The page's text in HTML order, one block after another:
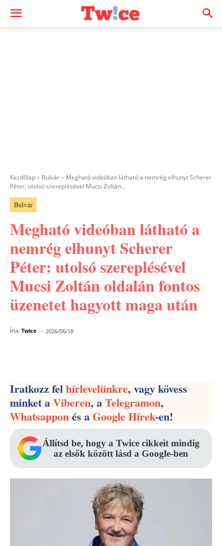
Kezdőlap Bulvár
Megható videóban látható a nemrég elhunyt Scherer
Péter: utolsó szereplésével Mucsi Zoltán...
Bulvár
Megható videóban látható a
nemrég elhunyt Scherer
Péter: utolsó szereplésével
Mucsi Zoltán oldalán fontos
üzenetet hagyott maga után
Írta: Twice - 2026/06/18
Iratkozz felhírlevelünkre, vagy kövess
minket aViberen, aTelegramon,
Whatsapponés aGoogle Hírek-en!
Állítsd be, hogy a Twice cikkeit mindig
az elsők között lásd a Google-ben